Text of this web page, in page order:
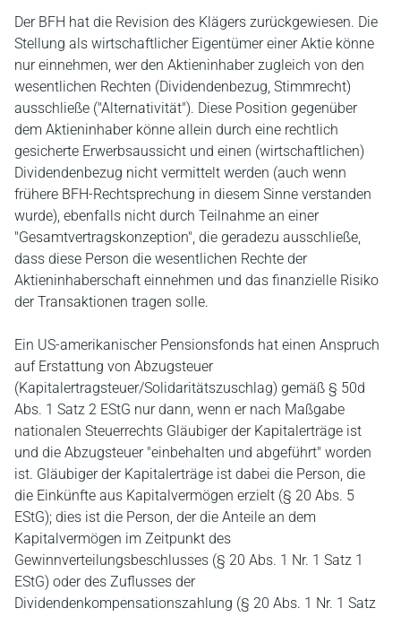
Der BFH hat die Revision des Klägers zurückgewiesen. Die
Stellung als wirtschaftlicher Eigentümer einer Aktie könne
nur einnehmen, wer den Aktieninhaber zugleich von den
wesentlichen Rechten (Dividendenbezug, Stimmrecht)
ausschließe ("Alternativität"). Diese Position gegenüber
dem Aktieninhaber könne allein durch eine rechtlich
gesicherte Erwerbsaussicht und einen (wirtschaftlichen)
Dividendenbezug nicht vermittelt werden (auch wenn
frühere BFH-Rechtsprechung in diesem Sinne verstanden
wurde), ebenfalls nicht durch Teilnahme an einer
"Gesamtvertragskonzeption", die geradezu ausschließe,
dass diese Person die wesentlichen Rechte der
Aktieninhaberschaft einnehmen und das finanzielle Risiko
der Transaktionen tragen solle.
Ein US-amerikanischer Pensionsfonds hat einen Anspruch
auf Erstattung von Abzugsteuer
(Kapitalertragsteuer/Solidaritätszuschlag) gemäß § 50d
Abs. 1 Satz 2 EStG nur dann, wenn er nach Maßgabe
nationalen Steuerrechts Gläubiger der Kapitalerträge ist
und die Abzugsteuer "einbehalten und abgeführt" worden
ist. Gläubiger der Kapitalerträge ist dabei die Person, die
die Einkünfte aus Kapitalvermögen erzielt (§ 20 Abs. 5
EStG); dies ist die Person, der die Anteile an dem
Kapitalvermögen im Zeitpunkt des
Gewinnverteilungsbeschlusses (§ 20 Abs. 1 Nr. 1 Satz 1
EStG) oder des Zuflusses der
Dividendenkompensationszahlung (§ 20 Abs. 1 Nr. 1 Satz